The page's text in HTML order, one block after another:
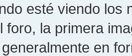
esté viendo los
foro, la primera
en